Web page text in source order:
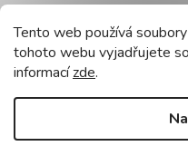
Tento web používá
tohoto webu vyjadřujete
informacízde.
Pouzdro vyrobené z
Stínidlo vyrobené z
Odolnost vůči
50000h
50/60HzBarva světla: